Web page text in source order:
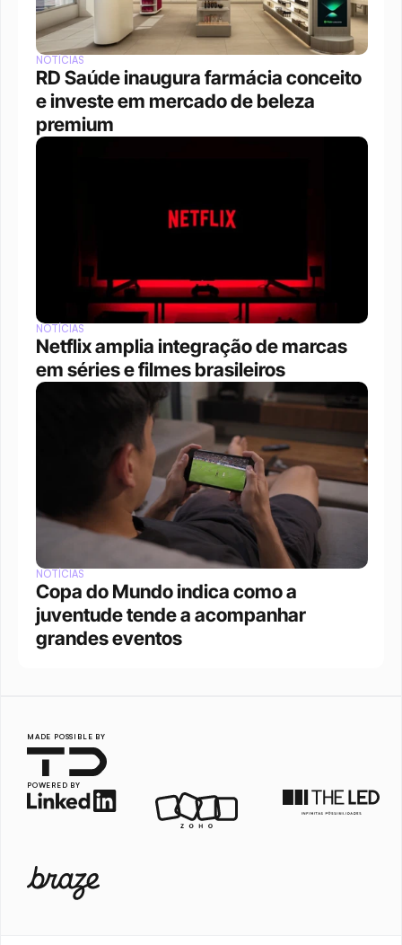
NOTÍCIAS
RD Saúde inaugura farmácia conceito
e investe em mercado de beleza
premium
NOTÍCIAS
Netflix amplia integração de marcas
em séries e filmes brasileiros
NOTÍCIAS
Copa do Mundo indica como a
juventude tende a acompanhar
grandes eventos
MADE POSSIBLE BY
POWERED BY